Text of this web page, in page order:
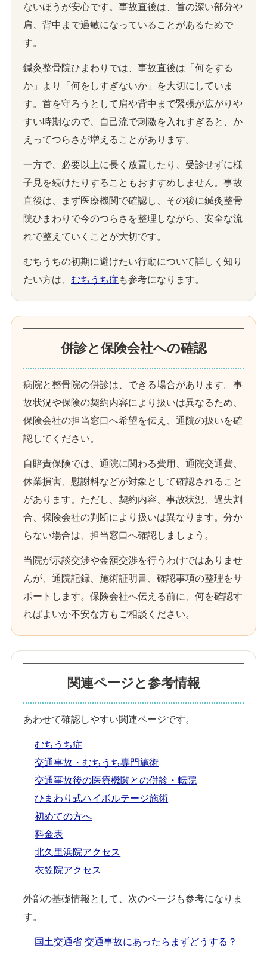
ないほうが安心です。事故直後は、首の深い部分や
肩、背中まで過敏になっていることがあるためで
す。
鍼灸整骨院ひまわりでは、事故直後は「何をする
か」より「何をしすぎないか」を大切にしていま
す。首を守ろうとして肩や背中まで緊張が広がりや
すい時期なので、自己流で刺激を入れすぎると、か
えってつらさが増えることがあります。
一方で、必要以上に長く放置したり、受診せずに様
子見を続けたりすることもおすすめしません。事故
直後は、まず医療機関で確認し、その後に鍼灸整骨
院ひまわりで今のつらさを整理しながら、安全な流
れで整えていくことが大切です。
むちうちの初期に避けたい行動について詳しく知り
たい方は、 むちうち症 も参考になります。
併診と保険会社への確認
病院と整骨院の併診は、できる場合があります。事
故状況や保険の契約内容により扱いは異なるため、
保険会社の担当窓口へ希望を伝え、通院の扱いを確
認してください。
自賠責保険では、通院に関わる費用、通院交通費、
休業損害、慰謝料などが対象として確認されること
があります。ただし、契約内容、事故状況、過失割
合、保険会社の判断により扱いは異なります。分か
らない場合は、担当窓口へ確認しましょう。
当院が示談交渉や金額交渉を行うわけではありませ
んが、通院記録、施術証明書、確認事項の整理をサ
ポートします。保険会社へ伝える前に、何を確認す
ればよいか不安な方もご相談ください。
関連ページと参考情報
あわせて確認しやすい関連ページです。
むちうち症
交通事故・むちうち専門施術
交通事故後の医療機関との併診・転院
ひまわり式ハイボルテージ施術
初めての方へ
料金表
北久里浜院アクセス
衣笠院アクセス
外部の基礎情報として、次のページも参考になりま
す。
国土交通省 交通事故にあったらまずどうする？